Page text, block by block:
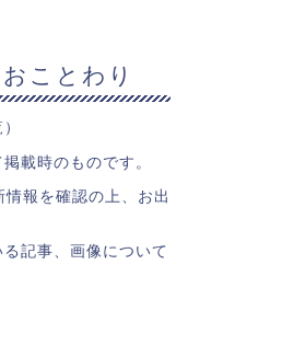
ことわり
載時のものです。
報を確認の上、お出
記事、画像について